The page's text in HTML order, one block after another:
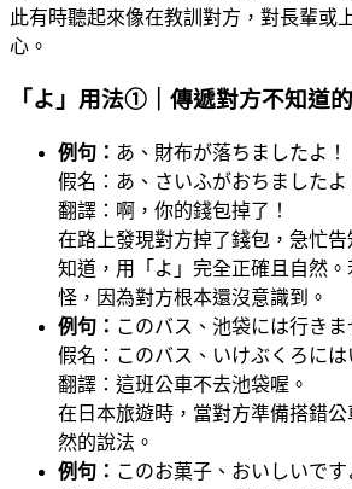
此有時聽起來像在教訓對方，對長輩或
心。
「よ」用法①｜傳遞對方不知道
例句： あ、財布が落ちましたよ！
假名：あ、さいふがおちましたよ
翻譯：啊，你的錢包掉了！
在路上發現對方掉了錢包，急忙
知道，用「よ」完全正確且自然
怪，因為對方根本還沒意識到。
例句： このバス、池袋には行きま
假名：このバス、いけぶくろには
翻譯：這班公車不去池袋喔。
在日本旅遊時，當對方準備搭錯
然的說法。
例句： このお菓子、おいしいです